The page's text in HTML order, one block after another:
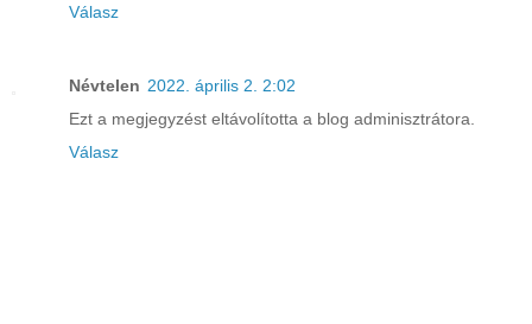
Válasz
Névtelen 2022. április 2. 2:02
Ezt a megjegyzést eltávolította a blog adminisztrátora.
Válasz